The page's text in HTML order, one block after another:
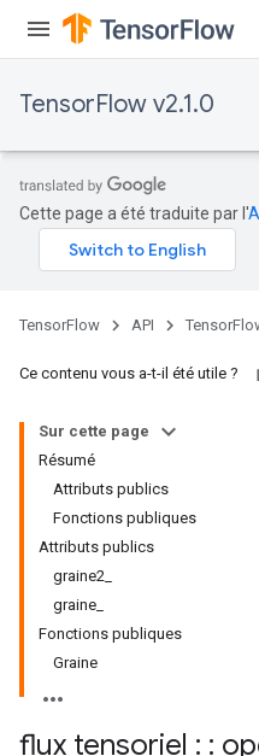
TensorFlow v2.1.0
Cette page a été traduite par l'
TensorFlow API
Ce contenu vous a-t-il été utile ?
Sur cette page
Résumé
Attributs publics
Fonctions publiques
Attributs publics
graine2_
graine_
Fonctions publiques
Graine
flux tensoriel : :